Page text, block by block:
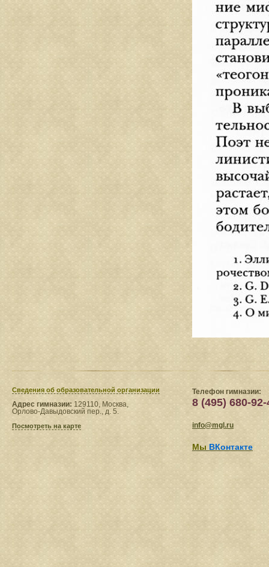
Сведения​ об образовательной организации
Адрес гимназии: 129110, Москва,
Орлово-Давыдовский пер., д. 5.
Посмотреть на карте
Телефон гимназии:
8 (495) 680-92-
info@mgl.ru
Мы ВКонтакте